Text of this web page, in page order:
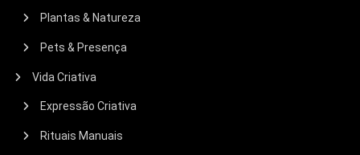
Plantas & Natureza
Pets & Presença
Vida Criativa
Expressão Criativa
Rituais Manuais